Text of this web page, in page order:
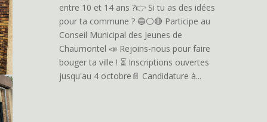
entre 10 et 14 ans ?👉️ Si tu as des idées
pour ta commune ? 🔵⚪️🔴 Participe au
Conseil Municipal des Jeunes de
Chaumontel 📣 Rejoins-nous pour faire
bouger ta ville ! ⏳️ Inscriptions ouvertes
jusqu'au 4 octobre📄 Candidature à...